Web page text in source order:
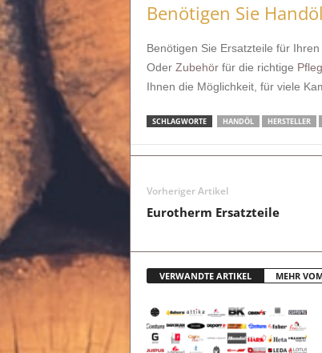
Benötigen Sie
Benötigen Sie Ersatzteile für
Oder Zubehör für die richtige
Ihnen die Möglichkeit, für viele
SCHLAGWORTE HANDÖL HERSTELLER
Vorheriger Artikel
Eurotherm Ersatzteile
VERWANDTE ARTIKEL MEHR